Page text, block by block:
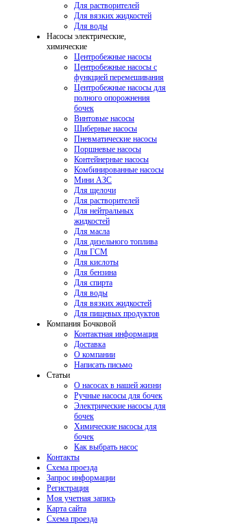
Для растворителей
Для вязких жидкостей
Для воды
Насосы электрические,
химические
Центробежные насосы
Центробежные насосы с
функцией перемешивания
Центробежные насосы для
полного опорожнения
бочек
Винтовые насосы
Шиберные насосы
Пневматические насосы
Поршневые насосы
Контейнерные насосы
Комбинированные насосы
Мини АЗС
Для щелочи
Для растворителей
Для нейтральных
жидкостей
Для масла
Для дизельного топлива
Для ГСМ
Для кислоты
Для бензина
Для спирта
Для воды
Для вязких жидкостей
Для пищевых продуктов
Компания Бочковой
Контактная информация
Доставка
О компании
Написать письмо
Cтатьи
О насосах в нашей жизни
Ручные насосы для бочек
Электрические насосы для
бочек
Химические насосы для
бочек
Как выбрать насос
Контакты
Схема проезда
Запрос информации
Регистрация
Моя учетная запись
Карта сайта
Схема проезда